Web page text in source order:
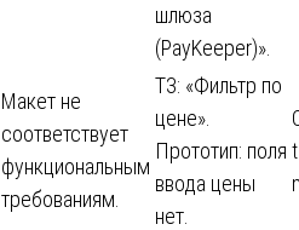
шлюза
(PayKeeper)».
Макет не
соответствует
функциональным
требованиям.
ТЗ: «Фильтр по
цене».
Прототип: поля
ввода цены
нет.